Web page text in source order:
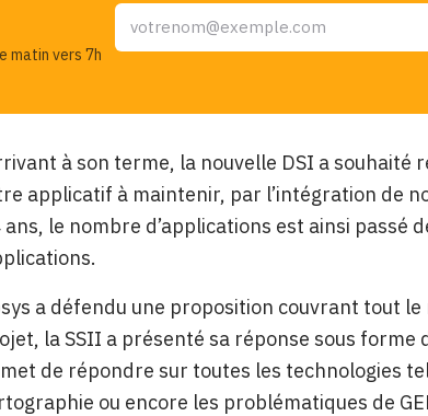
matin vers 7h
à son terme, la nouvelle DSI a souhaité
applicatif à maintenir, par l’intégration de
le nombre d’applications est ainsi passé
a défendu une proposition couvrant tout
la SSII a présenté sa réponse sous forme
de répondre sur toutes les technologies
ou encore les problématiques de